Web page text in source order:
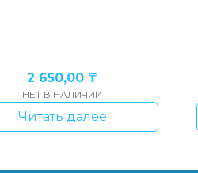
2 650,00 ₸
НЕТ В НАЛИЧИИ
Читать далее